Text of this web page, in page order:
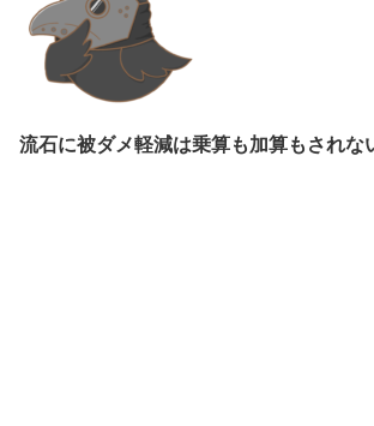
流石に被ダメ軽減は乗算も加算もされな